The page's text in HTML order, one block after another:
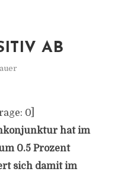
AB
0]
hat im
0.5 Prozent
sich damit im